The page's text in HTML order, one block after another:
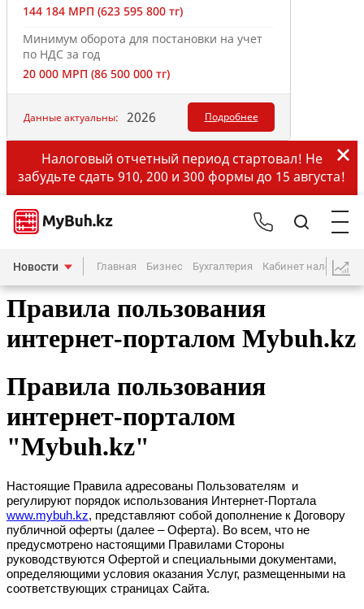
144 184 МРП (623 595 800 тг)
Минимум оборота для постановки на учет
по НДС за год
20 000 МРП (86 500 000 тг)
Данные актуальны: 2026 Подробнее
Налоговый отчетный период стартовал! Не
забудьте сдать 910, 200 и 300 формы до 15 августа!
Новости Главная Бизнес Бухгалтерия Кабинет
Правила пользования
интернет-порталом Mybuh.kz
Правила пользования
интернет-порталом
"Mybuh.kz"
Настоящие Правила адресованы Пользователям и
регулируют порядок использования Интернет-Портала
www.mybuh.kz, представляют собой дополнение к Договору
публичной оферты (далее – Оферта). Во всем, что не
предусмотрено настоящими Правилами Стороны
руководствуются Офертой и специальными документами,
определяющими условия оказания Услуг, размещенными на
соответствующих страницах Сайта.